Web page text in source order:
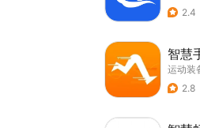
2.4
智慧
运动装
2.8